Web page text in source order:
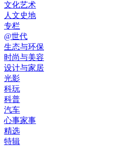
文化艺术
人文史地
专栏
@世代
生态与环保
时尚与美容
设计与家居
光影
科玩
科普
汽车
心事家事
精选
特辑